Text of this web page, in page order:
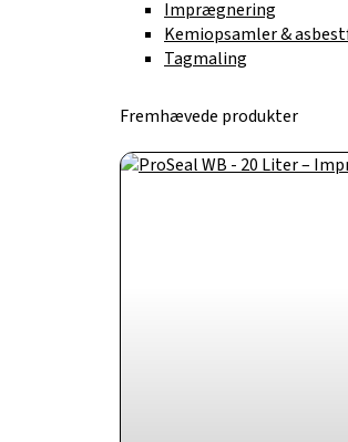
Imprægnering
Kemiopsamler &
Tagmaling
Fremhævede produkter